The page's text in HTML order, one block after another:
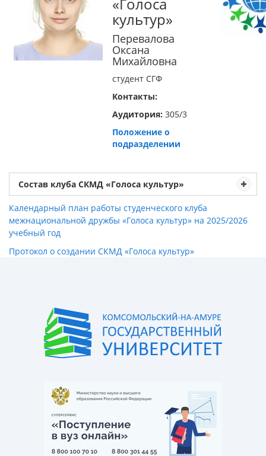
культур»
Перевалова
Оксана
Михайловна
студент СГФ
Контакты:
Аудитория: 305/3
Положение о
подразделении
Состав клуба СКМД «Голоса культур»
Календарный план работы студенческого клуба
межнациональной дружбы «Голоса культур» на 2025/2026
учебный год
Протокол о создании СКМД «Голоса культур»